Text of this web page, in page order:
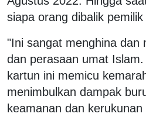
siapa orang dibalik
"Ini sangat menghina dan
dan perasaan umat
kartun ini memicu
menimbulkan dampak
keamanan dan